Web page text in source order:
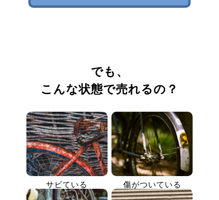
でも、
こんな状態で売れるの？
サビている 傷がついている